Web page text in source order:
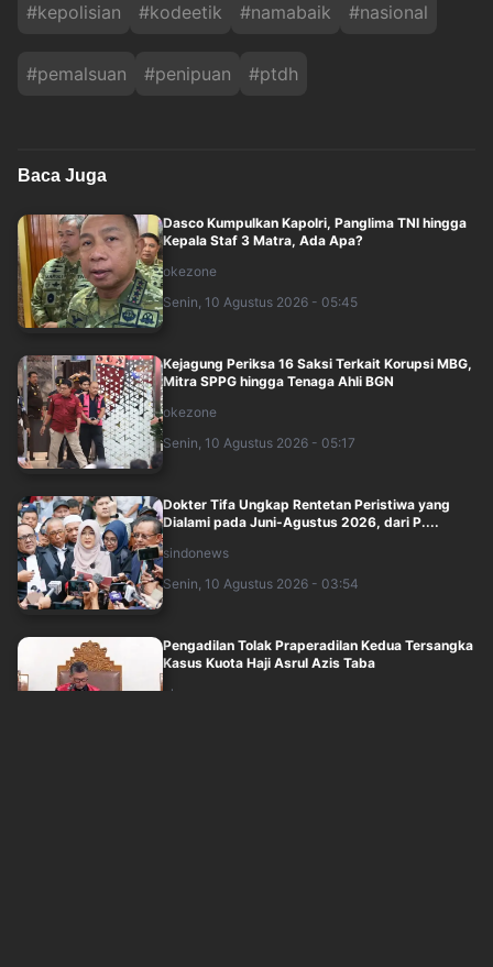
#kepolisian #kodeetik #namabaik #nasional
#pemalsuan #penipuan #ptdh
Baca Juga
Dasco Kumpulkan Kapolri, Panglima TNI hingga
Kepala Staf 3 Matra, Ada Apa?
okezone
Senin, 10 Agustus 2026 - 05:45
Kejagung Periksa 16 Saksi Terkait Korupsi MBG,
Mitra SPPG hingga Tenaga Ahli BGN
okezone
Senin, 10 Agustus 2026 - 05:17
Dokter Tifa Ungkap Rentetan Peristiwa yang
Dialami pada Juni-Agustus 2026, dari P....
sindonews
Senin, 10 Agustus 2026 - 03:54
Pengadilan Tolak Praperadilan Kedua Tersangka
Kasus Kuota Haji Asrul Azis Taba
okezone